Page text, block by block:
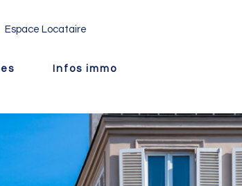
Espace Locataire
Infos immo